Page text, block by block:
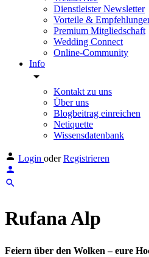
Dienstleister Newsletter
Vorteile &
Premium Mitgliedschaft
Wedding Connect
Online-Community
Info
Kontakt zu uns
Über uns
Blogbeitrag einreichen
Netiquette
Wissensdatenbank
Login oder Registrieren
Rufana Alp
Feiern über den Wolken – eure